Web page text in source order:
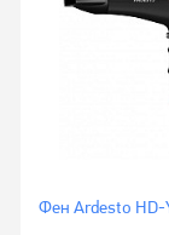
Фен Ardesto HD-